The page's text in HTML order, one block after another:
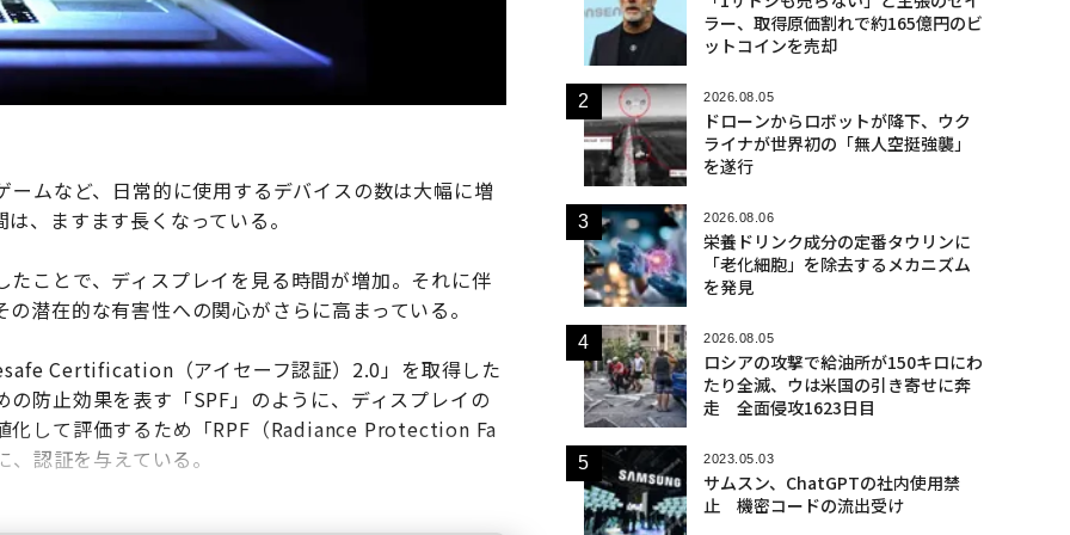
ムなど、日常的に使用するデバイスの数は大幅に増
、ますます長くなっている。
ことで、ディスプレイを見る時間が増加。それに伴
潜在的な有害性への関心がさらに高まっている。
Certification（アイセーフ認証）2.0」を取得した
防止効果を表す「SPF」のように、ディスプレイの
化して評価するため「RPF（Radiance Protection Fa
認証を与えている。
ラー、取得原価割れで約165億円のビ
ットコインを売却
2026.08.05
ドローンからロボットが降下、ウク
ライナが世界初の「無人空挺強襲」
を遂行
2026.08.06
栄養ドリンク成分の定番タウリンに
「老化細胞」を除去するメカニズム
を発見
2026.08.05
ロシアの攻撃で給油所が150キロにわ
たり全滅、ウは米国の引き寄せに奔
走 全面侵攻1623日目
2023.05.03
サムスン、ChatGPTの社内使用禁
止 機密コードの流出受け